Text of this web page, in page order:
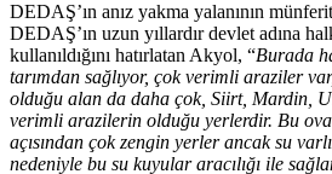
DEDAŞ’ın anız yakma yalanının
DEDAŞ’ın uzun yıllardır devlet adına
kullanıldığını hatırlatan Akyol, “Burada
tarımdan sağlıyor, çok verimli araziler
olduğu alan da daha çok, Siirt, Mardin,
verimli arazilerin olduğu yerlerdir. Bu
açısından çok zengin yerler ancak su
nedeniyle bu su kuyular aracılığı ile